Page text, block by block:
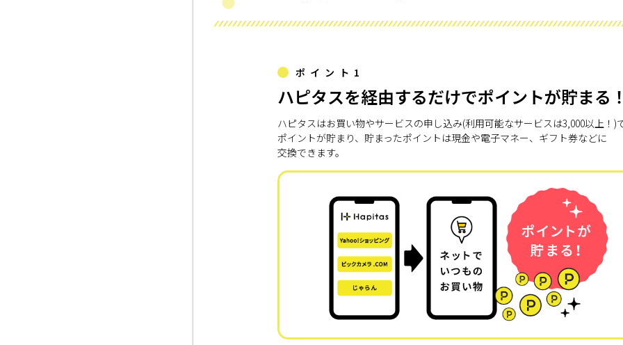
ポイント1
ハピタスを経由するだけでポイントが貯まる
ハピタスはお買い物やサービスの申し込み(利用可能なサービスは3,000以上！)
ポイントが貯まり、貯まったポイントは現金や電子マネー、ギフト券などに
交換できます。